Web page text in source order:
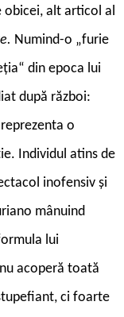
alt articol al
Numind-o „furie
din epoca lui
după război:
o
Individul atins de
inofensiv și
mânuind
lui
acoperă toată
ci foarte